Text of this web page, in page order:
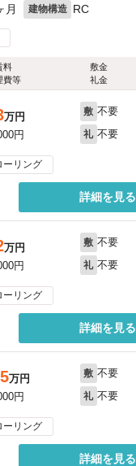
月 建物構造 RC
料
費等
敷金
礼金
万円
円
敷 不要
礼 不要
ーリング
詳細を見る
万円
円
敷 不要
礼 不要
ーリング
詳細を見る
万円
円
敷 不要
礼 不要
ーリング
詳細を見る